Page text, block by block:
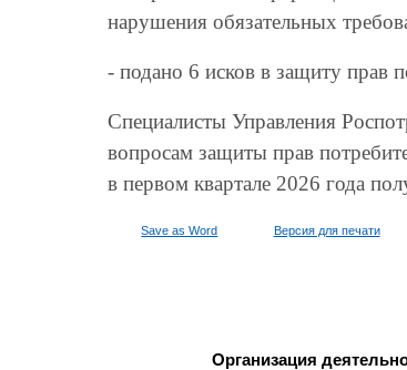
нарушения обязательных
- подано 6 исков в защиту прав
Специалисты Управления
вопросам защиты прав
в первом квартале 2026 года
Save as Word Версия для печати
Организация